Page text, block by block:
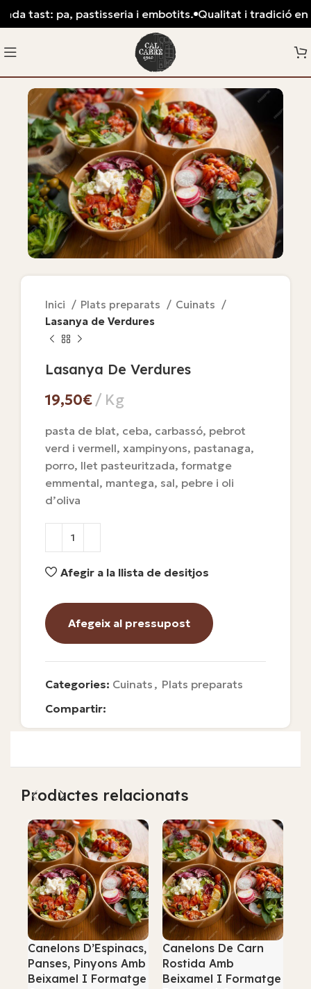
Inici Plats preparats
Cuinats
Lasanya de Verdures
Lasanya De Verdures
€
pasta de blat, ceba, carbassó, pebrot
verd i vermell, xampinyons, pastanaga,
porro, llet pasteuritzada, formatge
emmental, mantega, sal, pebre i oli
d’oliva
Afegir a la llista de desitjos
Afegeix al pressupost
Categories: Cuinats , Plats preparats
Compartir:
Productes relacionats
Canelons D’Espinacs,
Panses, Pinyons Amb
Beixamel I Formatge
Canelons De Carn
Rostida Amb
Beixamel I Formatge
tast: pa, pastisseria i embotits. Qualitat i tradició en